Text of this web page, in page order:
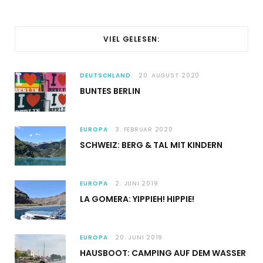
VIEL GELESEN:
DEUTSCHLAND 20. AUGUST 2020
BUNTES BERLIN
EUROPA 3. FEBRUAR 2020
SCHWEIZ: BERG & TAL MIT KINDERN
EUROPA 2. JUNI 2019
LA GOMERA: YIPPIEH! HIPPIE!
EUROPA 20. JUNI 2019
HAUSBOOT: CAMPING AUF DEM WASSER